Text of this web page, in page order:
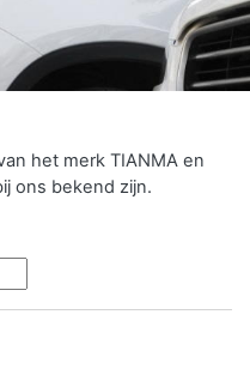
het merk TIANMA en
ons bekend zijn.